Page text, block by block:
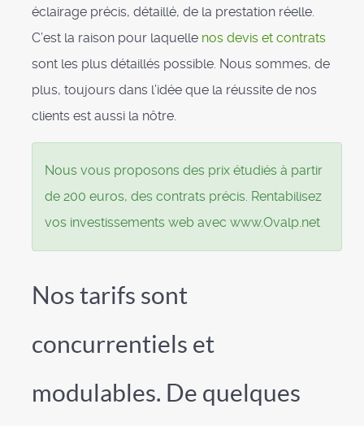
éclairage précis, détaillé, de la prestation réelle.
C’est la raison pour laquelle nos devis et contrats
sont les plus détaillés possible. Nous sommes, de
plus, toujours dans l’idée que la réussite de nos
clients est aussi la nôtre.
Nous vous proposons des prix étudiés à partir
de 200 euros, des contrats précis. Rentabilisez
vos investissements web avec www.Ovalp.net
Nos tarifs sont
concurrentiels et
modulables. De quelques